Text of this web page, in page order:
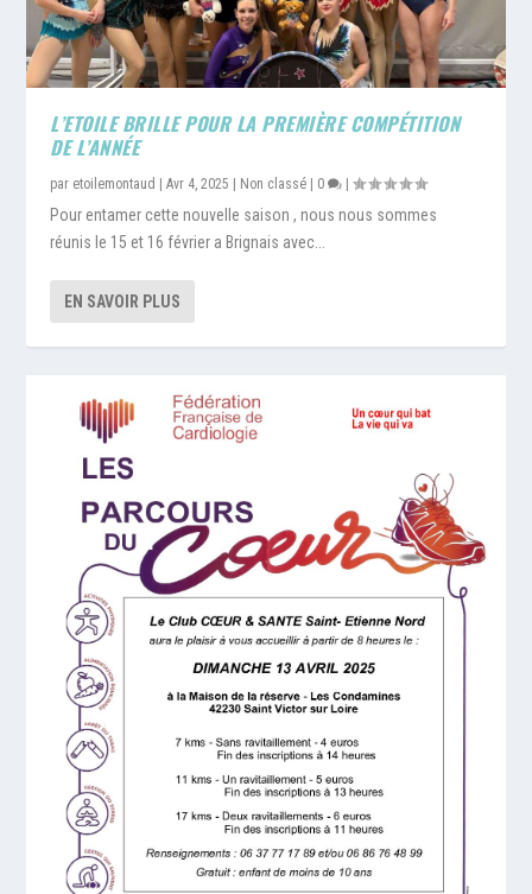
L’ETOILE BRILLE POUR LA PREMIÈRE COMPÉTITION
DE L’ANNÉE
par etoilemontaud |Avr 4, 2025 Non classé 0 |
Pour entamer cette nouvelle saison , nous nous sommes
réunis le 15 et 16 février a Brignais avec...
EN SAVOIR PLUS